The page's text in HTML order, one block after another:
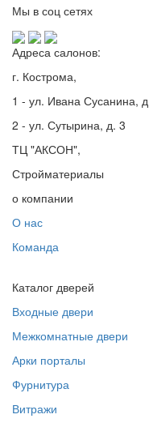
Мы в соц сетях
Адреса салонов:
г. Кострома,
1 - ул. Ивана Сусанина,
2 - ул. Сутырина, д. 3
ТЦ "АКСОН",
Стройматериалы
о компании
О нас
Команда
Каталог дверей
Входные двери
Межкомнатные двери
Арки порталы
Фурнитура
Витражи